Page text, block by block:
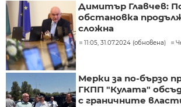
Димитър Главчев:
обстановка
сложна
11:05, 31.07.2024 (обновена)
Мерки за по-бързо
ГКПП "Кулата"
с граничните